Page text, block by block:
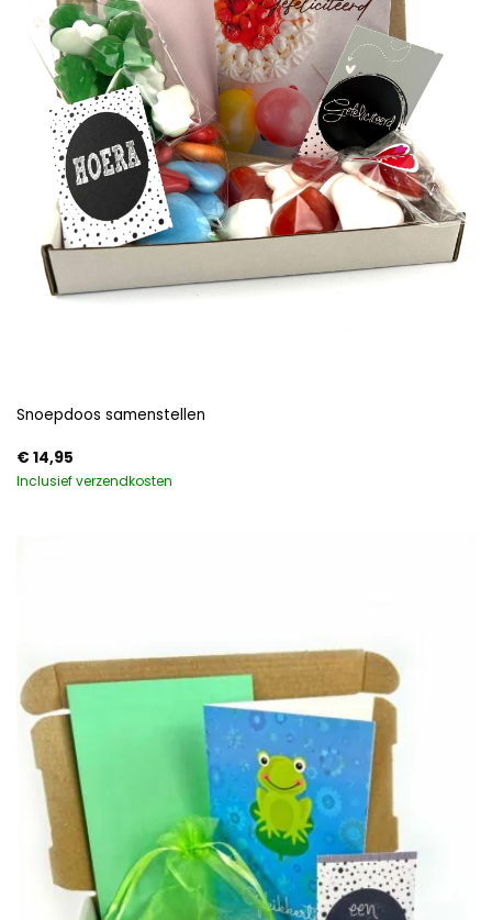
Snoepdoos samenstellen
€14,95
Inclusief verzendkosten